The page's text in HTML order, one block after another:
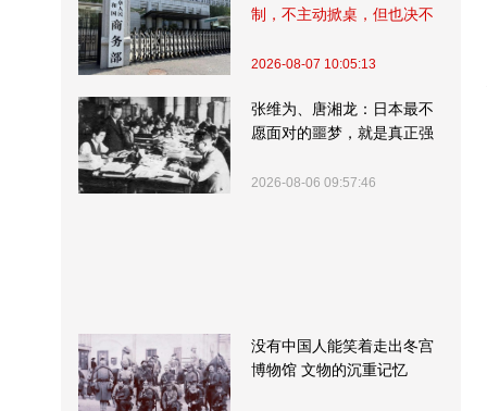
制，不主动掀桌，但也决不
2026-08-07 10:05:13
张维为、唐湘龙：日本最不
愿面对的噩梦，就是真正强
2026-08-06 09:57:46
没有中国人能笑着走出冬宫
博物馆 文物的沉重记忆